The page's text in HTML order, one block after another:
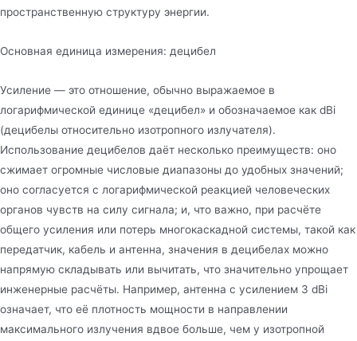
пространственную структуру энергии.
Основная единица измерения: децибел
Усиление — это отношение, обычно выражаемое в
логарифмической единице «децибел» и обозначаемое как dBi
(децибелы относительно изотропного излучателя).
Использование децибелов даёт несколько преимуществ: оно
сжимает огромные числовые диапазоны до удобных значений;
оно согласуется с логарифмической реакцией человеческих
органов чувств на силу сигнала; и, что важно, при расчёте
общего усиления или потерь многокаскадной системы, такой как
передатчик, кабель и антенна, значения в децибелах можно
напрямую складывать или вычитать, что значительно упрощает
инженерные расчёты. Например, антенна с усилением 3 dBi
означает, что её плотность мощности в направлении
максимального излучения вдвое больше, чем у изотропной